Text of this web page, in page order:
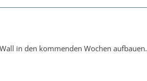
in den kommenden Wochen aufbauen.